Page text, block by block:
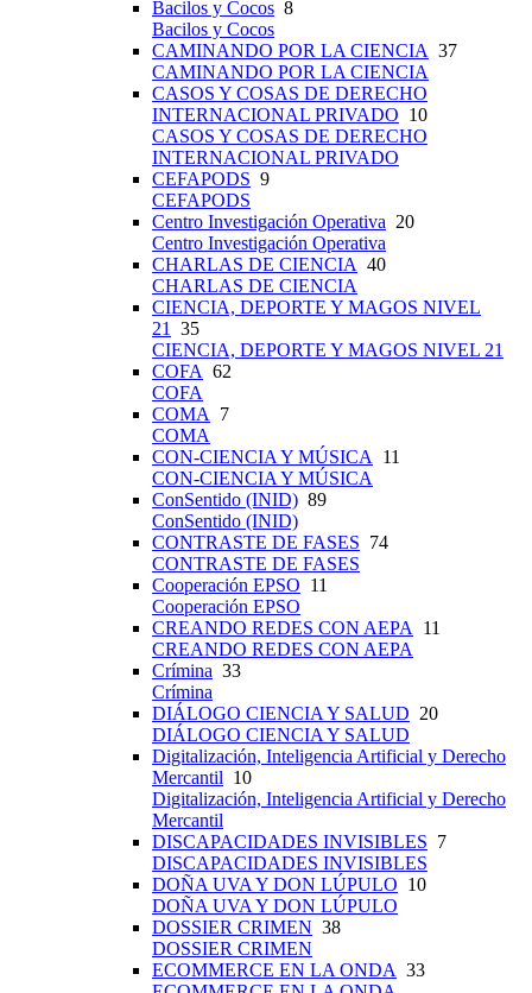
Bacilos y Cocos 8
Bacilos y Cocos
CAMINANDO POR LA CIENCIA 37
CAMINANDO POR LA CIENCIA
CASOS Y COSAS DE DERECHO
INTERNACIONAL PRIVADO 10
CASOS Y COSAS DE DERECHO
INTERNACIONAL PRIVADO
CEFAPODS 9
CEFAPODS
Centro Investigación Operativa 20
Centro Investigación Operativa
CHARLAS DE CIENCIA 40
CHARLAS DE CIENCIA
CIENCIA, DEPORTE Y MAGOS NIVEL
21
35
CIENCIA, DEPORTE Y MAGOS NIVEL 21
COFA 62
COFA
COMA
7
COMA
CON-CIENCIA Y MÚSICA
11
CON-CIENCIA Y MÚSICA
ConSentido (INID) 89
ConSentido (INID)
CONTRASTE DE FASES 74
CONTRASTE DE FASES
Cooperación EPSO 11
Cooperación EPSO
CREANDO REDES CON AEPA
11
CREANDO REDES CON AEPA
Crímina 33
Crímina
DIÁLOGO CIENCIA Y SALUD 20
DIÁLOGO CIENCIA Y SALUD
Digitalización, Inteligencia Artificial y Derecho
Mercantil 10
Digitalización, Inteligencia Artificial y Derecho
Mercantil
DISCAPACIDADES INVISIBLES 7
DISCAPACIDADES INVISIBLES
DOÑA UVA Y DON LÚPULO 10
DOÑA UVA Y DON LÚPULO
DOSSIER CRIMEN 38
DOSSIER CRIMEN
ECOMMERCE EN LA ONDA 33